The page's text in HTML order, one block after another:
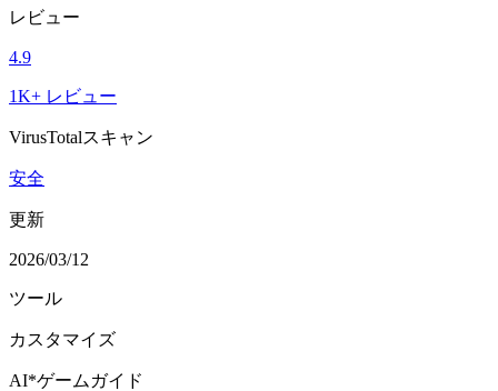
レビュー
4.9
1K+ レビュー
VirusTotalスキャン
安全
更新
2026/03/12
ツール
カスタマイズ
AI*ゲームガイド